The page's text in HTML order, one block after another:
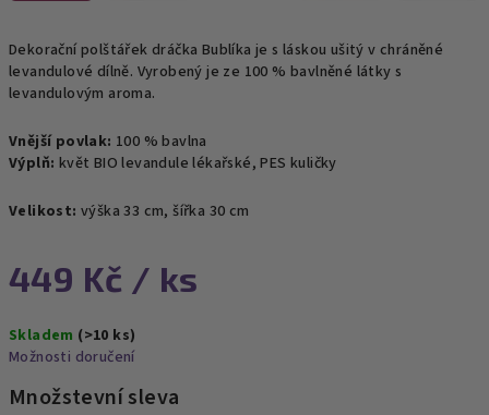
Dekorační polštářek dráčka Bublíka je s láskou ušitý v chráněné
levandulové dílně. Vyrobený je ze 100 % bavlněné látky s
levandulovým aroma.
Vnější povlak: 100 % bavlna
Výplň: květ BIO levandule lékařské, PES kuličky
Velikost: výška 33 cm, šířka 30 cm
449 Kč / ks
cena:
Skladem (>10 ks)
Možnosti doručení
Množstevní sleva